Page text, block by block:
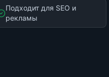
Подходит для SEO и
рекламы